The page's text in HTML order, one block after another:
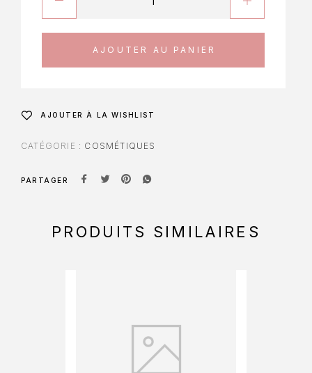
AJOUTER AU PANIER
AJOUTER À LA WISHLIST
CATÉGORIE : COSMÉTIQUES
PARTAGER
PRODUITS SIMILAIRES